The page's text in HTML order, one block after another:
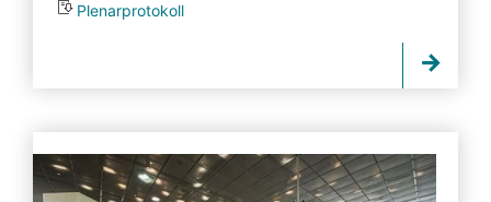
Plenarprotokoll